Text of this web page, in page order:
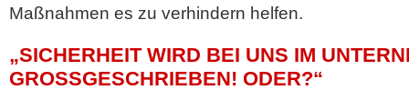
Maßnahmen es zu verhindern helfen.
„SICHERHEIT WIRD BEI UNS IM
GROSSGESCHRIEBEN! ODER?“